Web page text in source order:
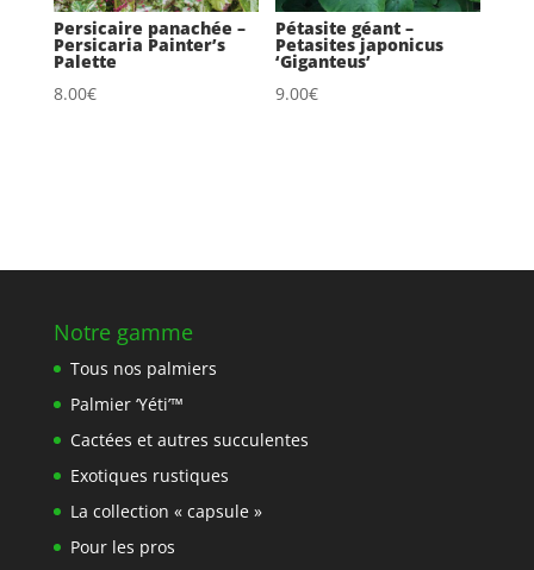
Persicaire panachée –
Persicaria Painter’s
Palette
8.00€
Pétasite géant –
Petasites japonicus
‘Giganteus’
9.00€
Notre gamme
Tous nos palmiers
Palmier ‘Yéti’™
Cactées et autres succulentes
Exotiques rustiques
La collection « capsule »
Pour les pros